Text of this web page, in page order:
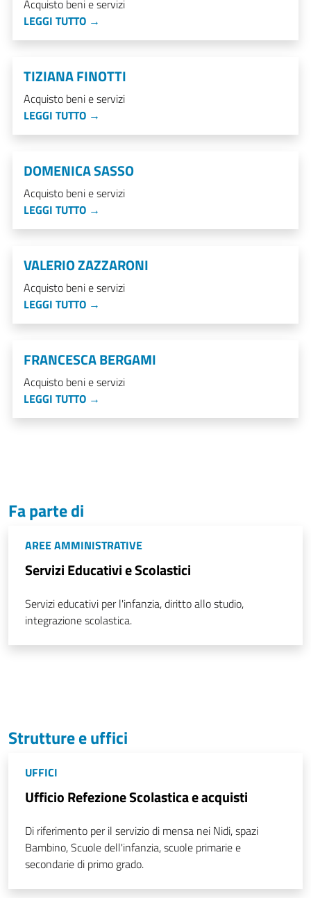
Acquisto beni e servizi
LEGGI TUTTO →
TIZIANA FINOTTI
Acquisto beni e servizi
LEGGI TUTTO →
DOMENICA SASSO
Acquisto beni e servizi
LEGGI TUTTO →
VALERIO ZAZZARONI
Acquisto beni e servizi
LEGGI TUTTO →
FRANCESCA BERGAMI
Acquisto beni e servizi
LEGGI TUTTO →
Fa parte di
AREE AMMINISTRATIVE
Servizi Educativi e Scolastici
Servizi educativi per l'infanzia, diritto allo studio,
integrazione scolastica.
Strutture e uffici
UFFICI
Ufficio Refezione Scolastica e acquisti
Di riferimento per il servizio di mensa nei Nidi, spazi
Bambino, Scuole dell'infanzia, scuole primarie e
secondarie di primo grado.